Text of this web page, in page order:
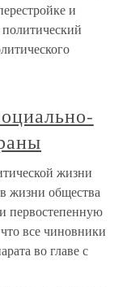
и
жизни
жизни общества
первостепенную
все чиновники
во главе с